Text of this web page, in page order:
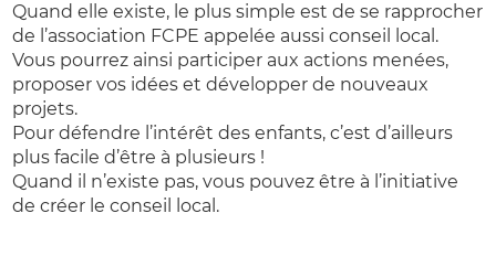
Quand elle existe, le plus simple est de se rapprocher
de l’association FCPE appelée aussi conseil local.
Vous pourrez ainsi participer aux actions menées,
proposer vos idées et développer de nouveaux
projets.
Pour défendre l’intérêt des enfants, c’est d’ailleurs
plus facile d’être à plusieurs !
Quand il n’existe pas, vous pouvez être à l’initiative
de créer le conseil local.